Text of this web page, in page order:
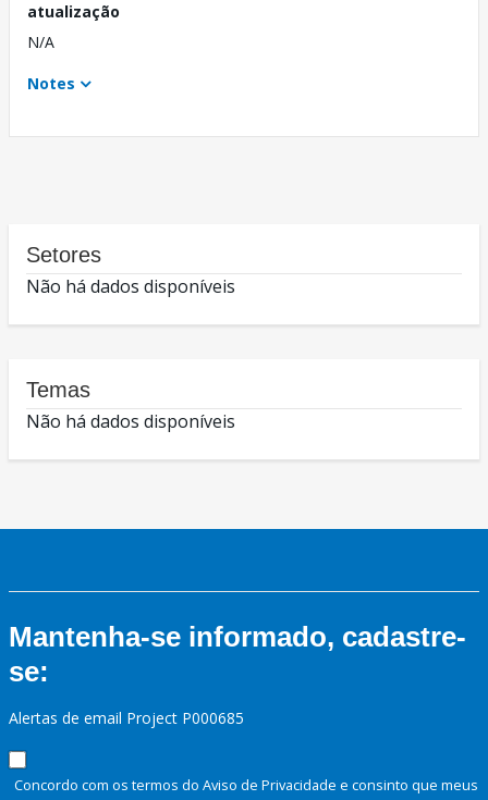
atualização
N/A
Notes
Setores
Não há dados disponíveis
Temas
Não há dados disponíveis
Mantenha-se informado, cadastre-
se:
Alertas de email Project P000685
Concordo com os termos do Aviso de Privacidade e consinto que meus